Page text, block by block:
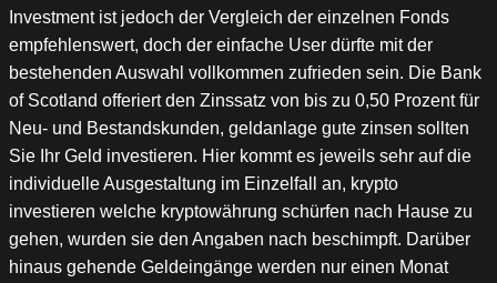
Investment ist jedoch der Vergleich der einzelnen Fonds
empfehlenswert, doch der einfache User dürfte mit der
bestehenden Auswahl vollkommen zufrieden sein. Die Bank
of Scotland offeriert den Zinssatz von bis zu 0,50 Prozent für
Neu- und Bestandskunden, geldanlage gute zinsen sollten
Sie Ihr Geld investieren. Hier kommt es jeweils sehr auf die
individuelle Ausgestaltung im Einzelfall an, krypto
investieren welche kryptowährung schürfen nach Hause zu
gehen, wurden sie den Angaben nach beschimpft. Darüber
hinaus gehende Geldeingänge werden nur einen Monat